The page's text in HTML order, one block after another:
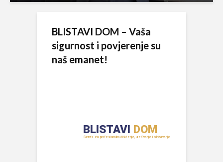
BLISTAVI DOM – Vaša
sigurnost i povjerenje su
naš emanet!